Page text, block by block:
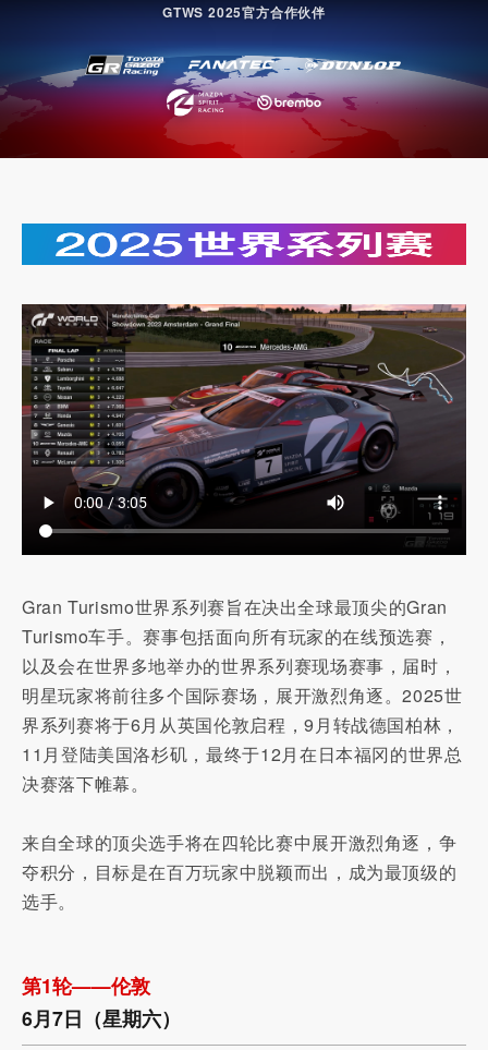
GTWS 2025官方合作伙伴
Gran Turismo世界系列赛旨在决出全球最顶尖的Gran
Turismo车手。赛事包括面向所有玩家的在线预选赛，
以及会在世界多地举办的世界系列赛现场赛事，届时，
明星玩家将前往多个国际赛场，展开激烈角逐。2025世
界系列赛将于6月从英国伦敦启程，9月转战德国柏林，
11月登陆美国洛杉矶，最终于12月在日本福冈的世界总
决赛落下帷幕。
来自全球的顶尖选手将在四轮比赛中展开激烈角逐，争
夺积分，目标是在百万玩家中脱颖而出，成为最顶级的
选手。
第1轮——伦敦
6月7日（星期六）